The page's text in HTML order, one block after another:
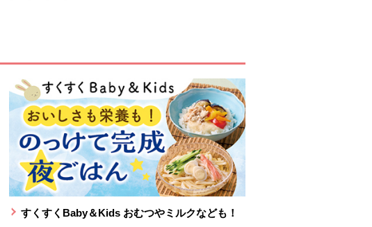
すくすくBaby＆Kids おむつやミルクなども！